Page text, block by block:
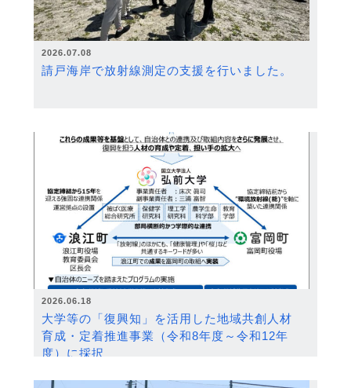
2026.07.08
請戸海岸で放射線測定の支援を行いました。
2026.06.18
大学等の「復興知」を活用した地域共創人材
育成・定着推進事業（令和8年度～令和12年
度）に採択